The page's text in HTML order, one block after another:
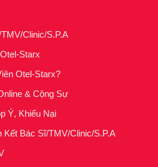
mụn.
cho mọi loại da.
trạng da:
một giải pháp chống nắng
da hằng ngày.
một sản phẩm chống
Clinic/S.P.A
Starx
Otel-Starx?
& Cộng Sự
Ý, Khiếu Nại
Kết Bác Sĩ/TMV/Clinic/S.P.A